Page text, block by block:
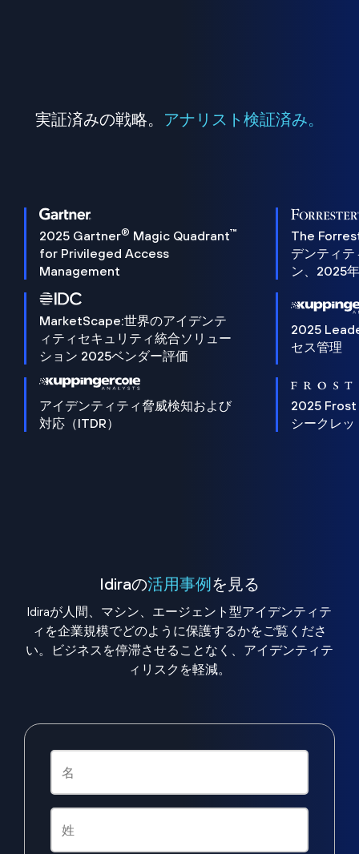
実証済みの戦略。 アナリスト検証済み。
2025 Gartner® Magic Quadrant™
for Privileged Access
Management
The
デンティ
ン、2025
MarketScape:世界のアイデンテ
ィティセキュリティ統合ソリュー
ション 2025ベンダー評価
2025
セス管理
アイデンティティ脅威検知および
対応（ITDR）
2025 Frost
シークレッ
Idiraの活用事例を見る
Idiraが人間、マシン、エージェント型アイデンティテ
ィを企業規模でどのように保護するかをご覧くださ
い。ビジネスを停滞させることなく、アイデンティテ
ィリスクを軽減。